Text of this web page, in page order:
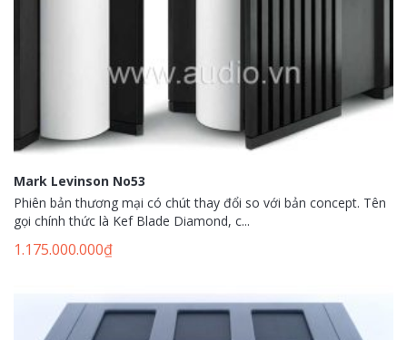
Mark Levinson No53
Phiên bản thương mại có chút thay đổi so với bản concept. Tên
gọi chính thức là Kef Blade Diamond, c...
1.175.000.000₫